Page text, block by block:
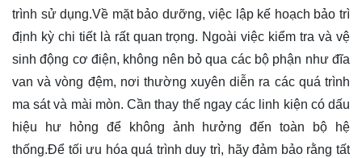
trình sử dụng.Về mặt bảo dưỡng, việc lập kế hoạch bảo trì
định kỳ chi tiết là rất quan trọng. Ngoài việc kiểm tra và vệ
sinh động cơ điện, không nên bỏ qua các bộ phận như đĩa
van và vòng đệm, nơi thường xuyên diễn ra các quá trình
ma sát và mài mòn. Cần thay thế ngay các linh kiện có dấu
hiệu hư hỏng để không ảnh hưởng đến toàn bộ hệ
thống.Để tối ưu hóa quá trình duy trì, hãy đảm bảo rằng tất